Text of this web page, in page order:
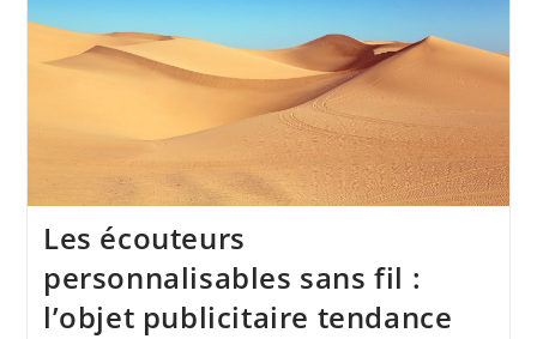
Les écouteurs
personnalisables sans fil :
l’objet publicitaire tendance